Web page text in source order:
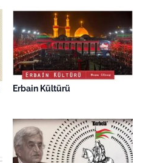
Erbain Kültürü